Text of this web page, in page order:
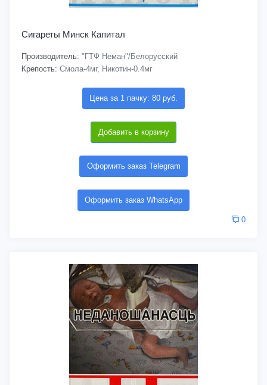
Сигареты Минск Капитал
Производитель: "ГТФ Неман"/Белорусский
Крепость: Смола-4мг, Никотин-0.4мг
Цена за 1 пачку: 80 руб.
Добавить в корзину
Оформить заказ Telegram
Оформить заказ WhatsApp
0